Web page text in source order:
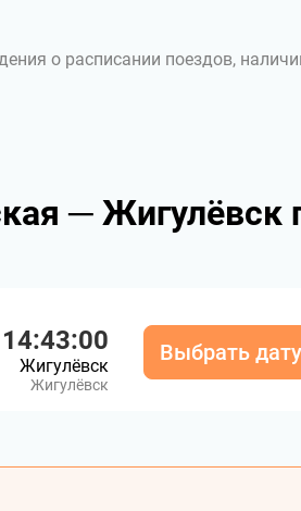
о расписании поездов,
─ Жигулёвск
14:43:00
Жигулёвск
Жигулёвск
Выбрать дату